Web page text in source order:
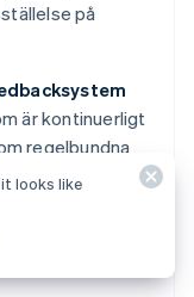
på
är kontinuerligt
regelbundna
och anonyma
feedback till
bara ett
it looks like